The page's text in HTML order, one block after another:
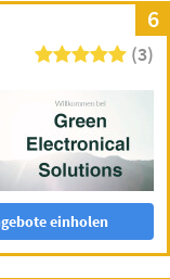
6
(3)
einholen